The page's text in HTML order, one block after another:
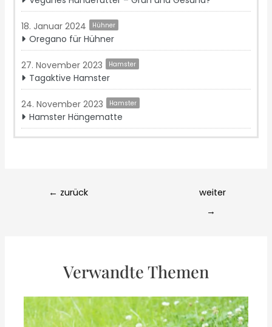
18. Januar 2024 Hühner
Oregano für Hühner
27. November 2023 Hamster
Tagaktive Hamster
24. November 2023 Hamster
Hamster Hängematte
← zurück
weiter
→
Verwandte Themen